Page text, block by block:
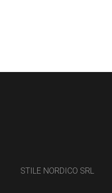
STILE NORDICO SRL